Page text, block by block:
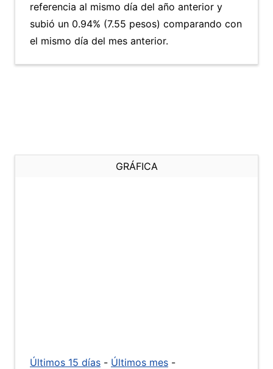
referencia al mismo día del año anterior y
subió un 0.94% (7.55 pesos) comparando con
el mismo día del mes anterior.
GRÁFICA
Últimos 15 días - Últimos mes -